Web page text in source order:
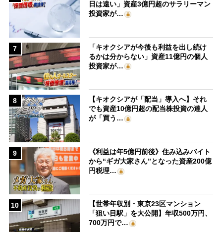
日は遠い」資産3億円超のサラリーマン
投資家が…
7
「キオクシアが今後も利益を出し続け
るかは分からない」資産11億円の個人
投資家が…
8
【キオクシアが「配当」導入へ】それ
でも資産10億円超の配当株投資の達人
が「買う…
9
《利益は年5億円前後》住み込みバイト
から“ギガ大家さん”となった資産200億
円税理…
10
【世帯年収別・東京23区マンション
「狙い目駅」を大公開】年収500万円、
700万円で…